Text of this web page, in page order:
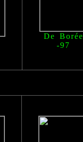
De Borée
-97